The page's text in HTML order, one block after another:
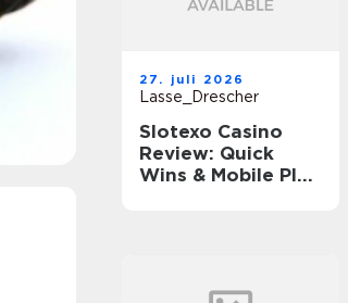
27. juli 2026
Lasse_Drescher
Slotexo Casino
Review: Quick
Wins & Mobile Play